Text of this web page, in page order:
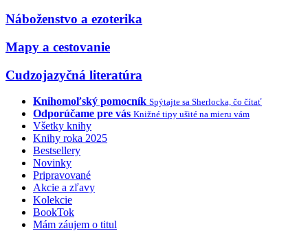
Náboženstvo a ezoterika
Mapy a cestovanie
Cudzojazyčná literatúra
Knihomoľský pomocník Spýtajte sa Sherlocka, čo čítať
Odporúčame pre vás Knižné tipy ušité na mieru vám
Všetky knihy
Knihy roka 2025
Bestsellery
Novinky
Pripravované
Akcie a zľavy
Kolekcie
BookTok
Mám záujem o titul